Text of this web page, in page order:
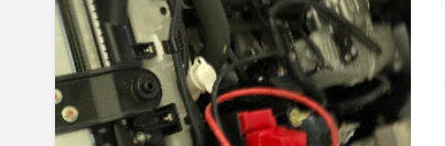
接
電
救
援
服